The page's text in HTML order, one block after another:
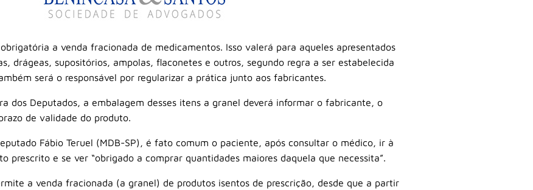
a venda fracionada de medicamentos. Isso valerá para aqueles apresentados
drágeas, supositórios, ampolas, flaconetes e outros, segundo regra a ser estabelecida
será o responsável por regularizar a prática junto aos fabricantes.
dos Deputados, a embalagem desses itens a granel deverá informar o fabricante, o
de validade do produto.
Fábio Teruel (MDB-SP), é fato comum o paciente, após consultar o médico, ir à
prescrito e se ver “obrigado a comprar quantidades maiores daquela que necessita”.
a venda fracionada (a granel) de produtos isentos de prescrição, desde que a partir